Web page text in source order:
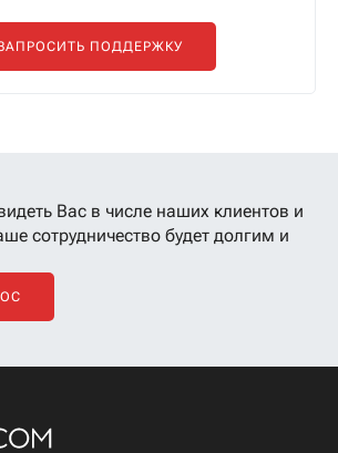
ПОДДЕРЖКУ
Вас в числе наших клиентов и
сотрудничество будет долгим и